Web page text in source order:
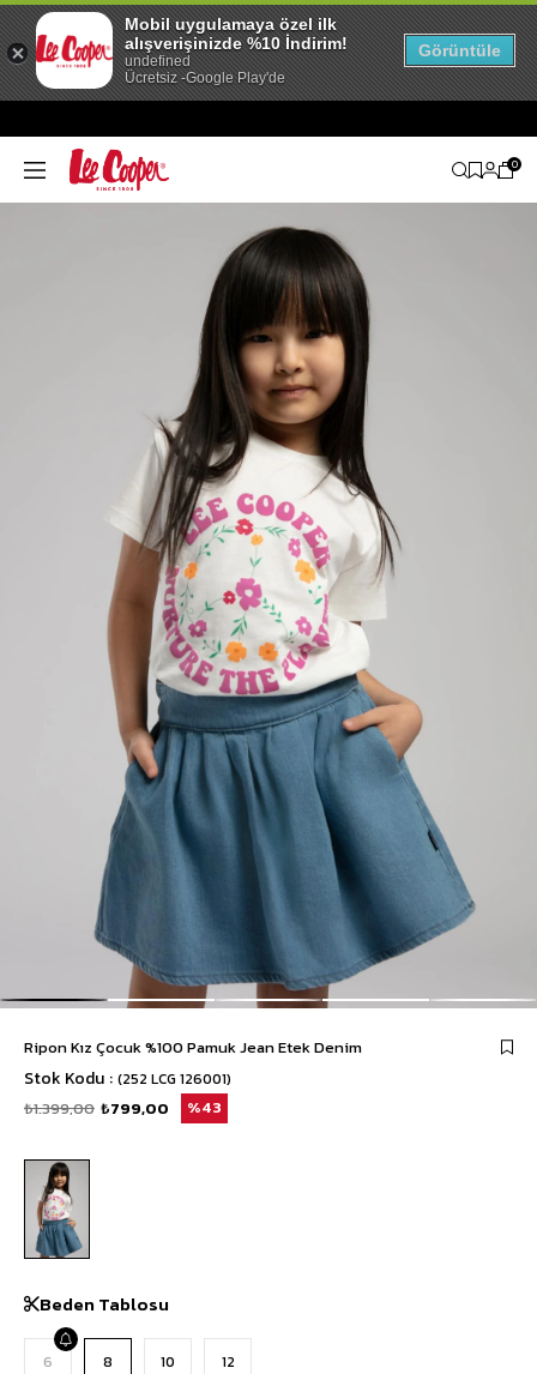
0
Ripon Kız Çocuk %100 Pamuk Jean Etek Denim
Stok Kodu (252 LCG 126001)
₺1.399,00 ₺799,00 43
Beden Tablosu
6 8 10 12
Mobil uygulamaya özel ilk
alışverişinizde %10 İndirim!
undefined
Ücretsiz -Google Play'de
Görüntüle